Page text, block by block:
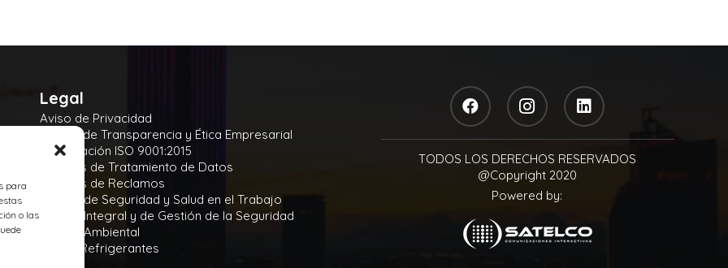
para
o las
Legal
Aviso de Privacidad
Manual de Transparencia y Ética Empresarial
Certificación ISO 9001:2015
Políticas de Tratamiento de Datos
Políticas de Reclamos
Política de Seguridad y Salud en el Trabajo
Política Integral y de Gestión de la Seguridad
Política Ambiental
Gases Refrigerantes
TODOS LOS DERECHOS RESERVADOS
@Copyright 2020
Powered by: